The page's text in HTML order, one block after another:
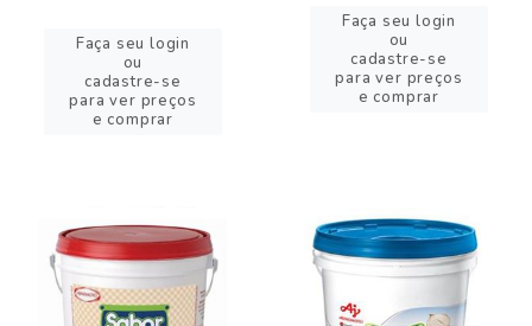
Faça seu login
ou
cadastre-se
para ver preços
e comprar
Faça seu login
ou
cadastre-se
para ver preços
e comprar